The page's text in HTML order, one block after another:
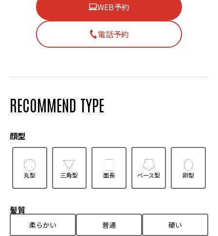
WEB予約
電話予約
RECOMMEND TYPE
顔型
丸型 三角型 面長 ベース型 卵型
髪質
柔らかい 普通 硬い